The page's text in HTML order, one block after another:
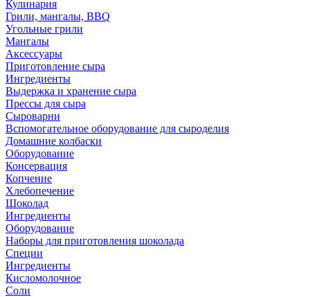
Кулинария
Грили, мангалы, BBQ
Угольные грили
Мангалы
Аксессуары
Приготовление сыра
Ингредиенты
Выдержка и хранение сыра
Прессы для сыра
Сыроварни
Вспомогательное оборудование для сыроделия
Домашние колбаски
Оборудование
Консервация
Копчение
Хлебопечение
Шоколад
Ингредиенты
Оборудование
Наборы для приготовления шоколада
Специи
Ингредиенты
Кисломолочное
Соли